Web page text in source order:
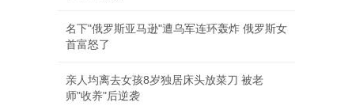
名下"俄罗斯亚马逊"遭乌军连环轰炸 俄罗斯女
首富怒了
亲人均离去女孩8岁独居床头放菜刀 被老
师"收养"后逆袭